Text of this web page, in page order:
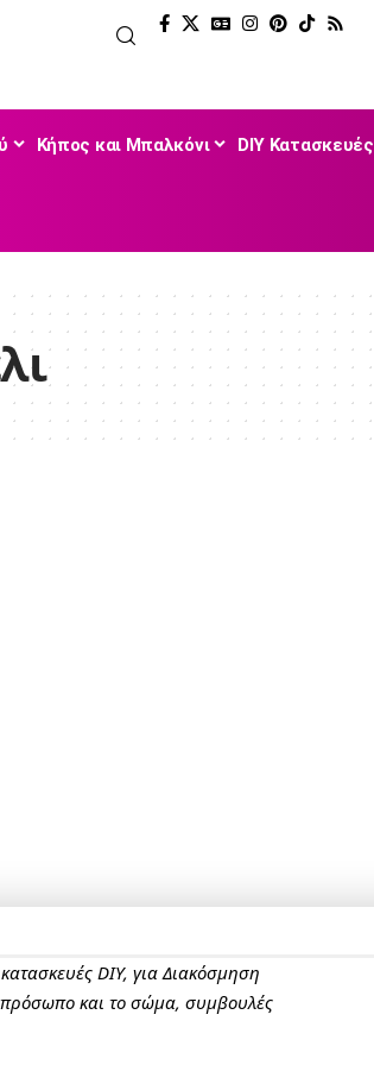
Κήπος και Μπαλκόνι DIY Κατασκευές
DIY, για Διακόσμηση
πρόσωπο και το σώμα, συμβουλές